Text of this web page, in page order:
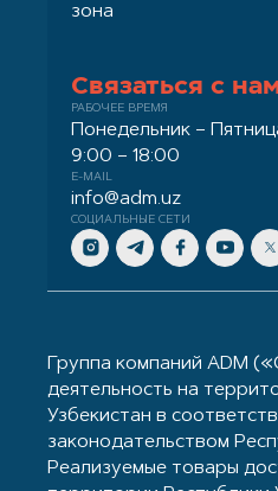
зона
Связаться с
РАБОЧЕЕ ВРЕМЯ
Понедельник –
9:00 – 18:00
E-MAIL
info@adm.uz
СОЦИАЛЬНЫЕ СЕТИ
Группа компаний ADM
деятельность на
Узбекистан в
законодательством
Реализуемые товары